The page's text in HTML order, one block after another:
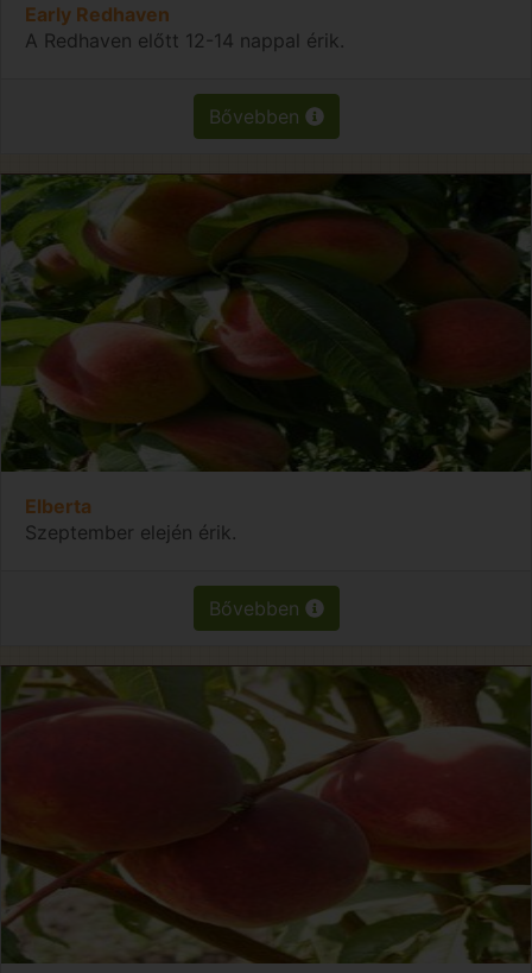
Early Redhaven
A Redhaven előtt 12-14 nappal érik.
Bővebben
Elberta
Szeptember elején érik.
Bővebben